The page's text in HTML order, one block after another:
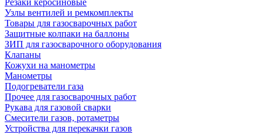
Резаки керосиновые
Узлы вентилей и ремкомплекты
Товары для газосварочных работ
Защитные колпаки на баллоны
ЗИП для газосварочного оборудования
Клапаны
Кожухи на манометры
Манометры
Подогреватели газа
Прочее для газосварочных работ
Рукава для газовой сварки
Смесители газов, ротаметры
Устройства для перекачки газов